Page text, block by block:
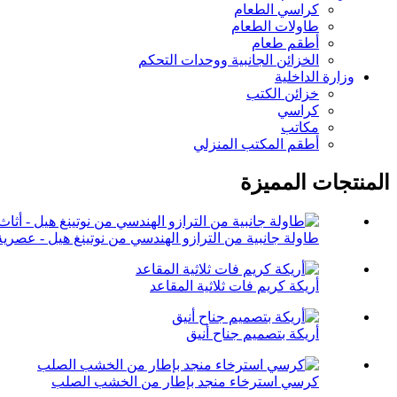
كراسي الطعام
طاولات الطعام
أطقم طعام
الخزائن الجانبية ووحدات التحكم
وزارة الداخلية
خزائن الكتب
كراسي
مكاتب
أطقم المكتب المنزلي
المنتجات المميزة
طاولة جانبية من الترازو الهندسي من نوتينغ هيل -
أريكة كريم فات ثلاثية المقاعد
أريكة بتصميم جناح أنيق
كرسي استرخاء منجد بإطار من الخشب الصلب